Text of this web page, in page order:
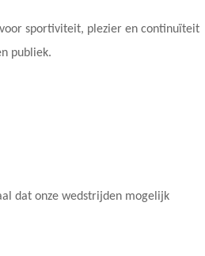
sportiviteit, plezier en continuïteit
publiek.
dat onze wedstrijden mogelijk